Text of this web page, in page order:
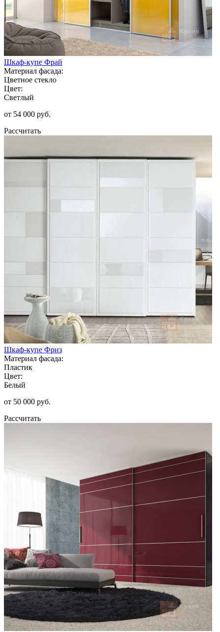
Шкаф-купе Фрай
Материал фасада:
Цветное стекло
Цвет:
Светлый
от 54 000 руб.
Рассчитать
Шкаф-купе Фриз
Материал фасада:
Пластик
Цвет:
Белый
от 50 000 руб.
Рассчитать